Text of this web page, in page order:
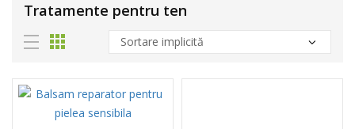
Tratamente pentru ten